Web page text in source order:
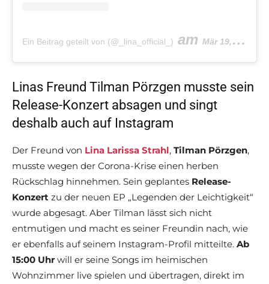
Ein Beitrag geteilt von (@_lina_official_) am Mär 19, 2020 um 6:19 PDT
Linas Freund Tilman Pörzgen musste sein
Release-Konzert absagen und singt
deshalb auch auf Instagram
Der Freund von Lina Larissa Strahl, Tilman Pörzgen,
musste wegen der Corona-Krise einen herben
Rückschlag hinnehmen. Sein geplantes Release-
Konzert zu der neuen EP „Legenden der Leichtigkeit“
wurde abgesagt. Aber Tilman lässt sich nicht
entmutigen und macht es seiner Freundin nach, wie
er ebenfalls auf seinem Instagram-Profil mitteilte. Ab
15:00 Uhr will er seine Songs im heimischen
Wohnzimmer live spielen und übertragen, direkt im